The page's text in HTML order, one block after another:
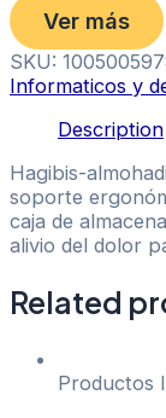
Ver más
SKU:
Informaticos y
Description
Hagibis-
soporte
caja de
alivio del dolor
Related
Productos